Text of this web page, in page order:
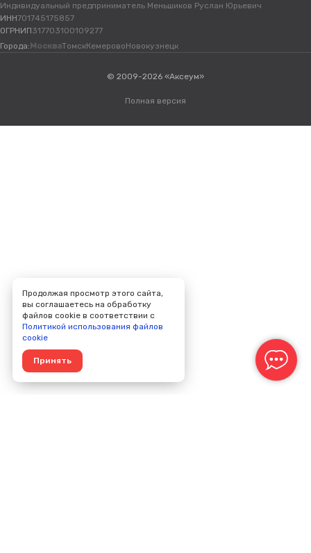
Индивидуальный предприниматель Меньшиков Руслан Юрьевич
ИНН701745175857
ОГРНИП317703100109277
Города: МоскваТомскКемеровоНовокузнецк
© 2009-2026 «Аксеум»
Полная версия
Продолжая просмотр этого сайта,
вы соглашаетесь на обработку
файлов cookie в соответствии с
Политикой использования файлов
cookie
Принять